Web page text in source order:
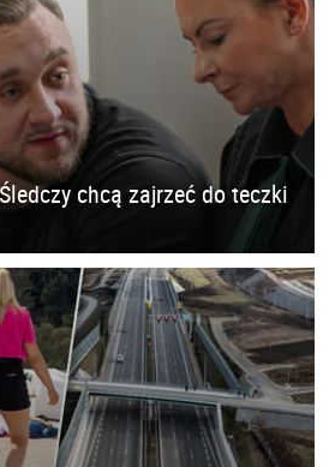
chcą zajrzeć do teczki